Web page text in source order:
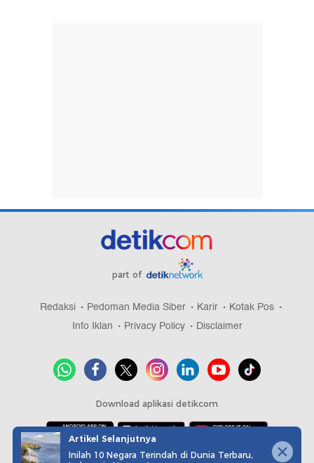
part of
Redaksi Pedoman Media Siber Karir
Kotak Pos
Info Iklan
Privacy Policy Disclaimer
Download aplikasi detikcom
Artikel Selanjutnya
Inilah 10 Negara Terindah di Dunia Terbaru,